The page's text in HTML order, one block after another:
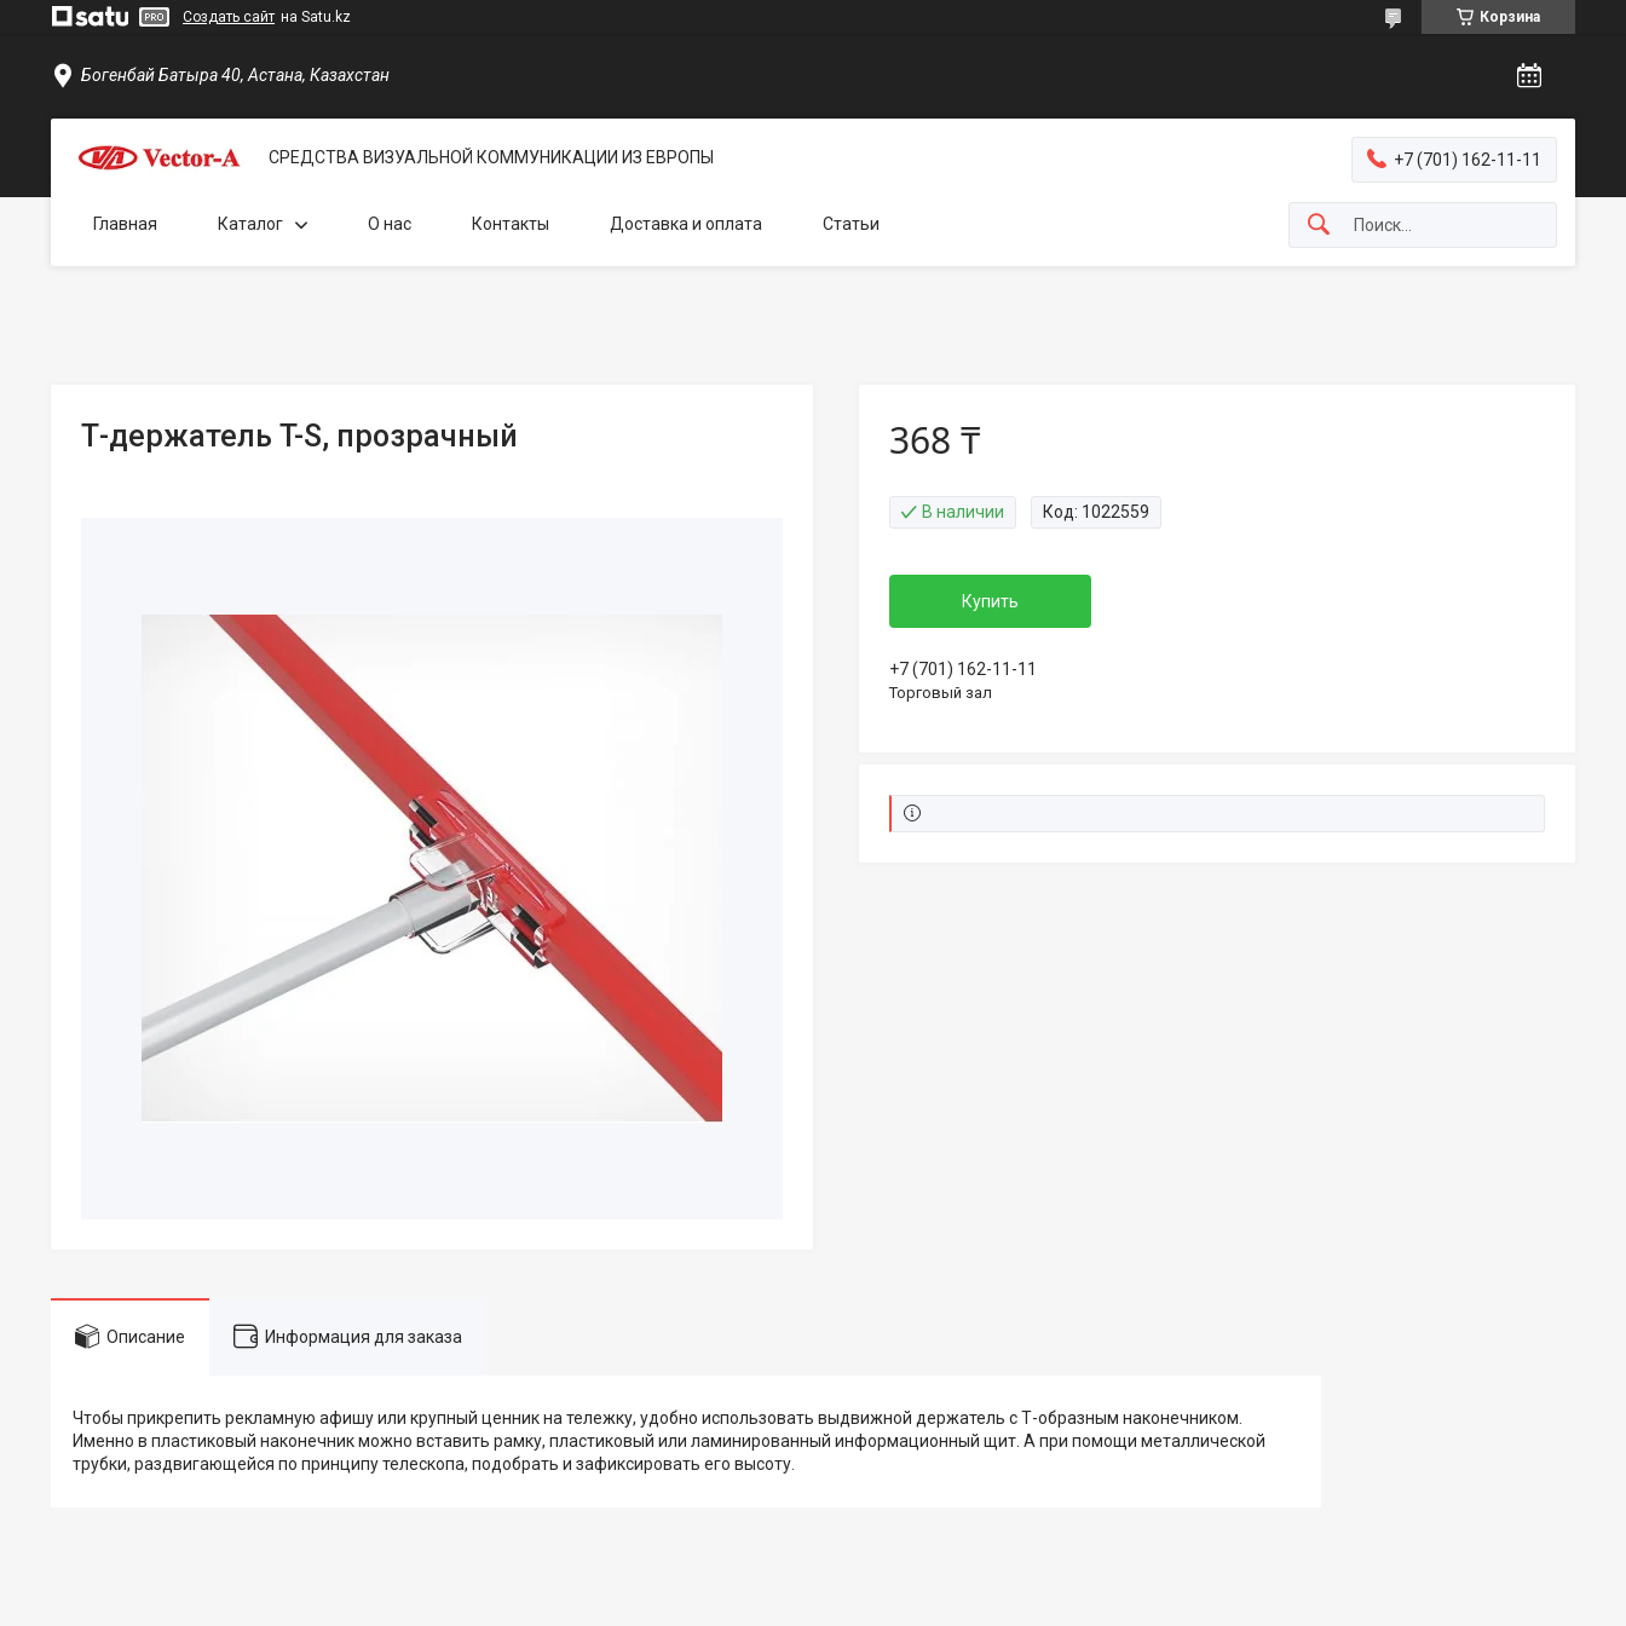
Создать сайт на Satu.kz Корзина
Богенбай Батыра 40, Астана, Казахстан
СРЕДСТВА ВИЗУАЛЬНОЙ КОММУНИКАЦИИ ИЗ ЕВРОПЫ +7 (701) 162-11-11
Главная Каталог О нас Контакты Доставка и оплата Статьи
Т-держатель T-S, прозрачный 368 ₸
В наличии Код: 1022559
Купить
+7 (701) 162-11-11
Торговый зал
Описание Информация для заказа
Чтобы прикрепить рекламную афишу или крупный ценник на тележку, удобно использовать выдвижной держатель с Т-образным наконечником.
Именно в пластиковый наконечник можно вставить рамку, пластиковый или ламинированный информационный щит. А при помощи металлической
трубки, раздвигающейся по принципу телескопа, подобрать и зафиксировать его высоту.